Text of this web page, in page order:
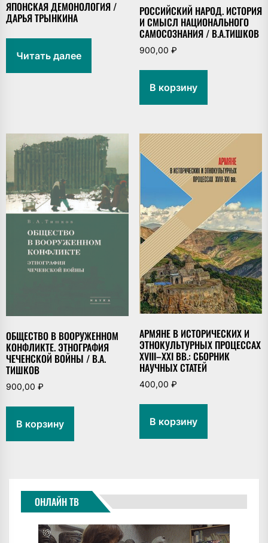
ЯПОНСКАЯ ДЕМОНОЛОГИЯ /
ДАРЬЯ ТРЫНКИНА
Читать далее
РОССИЙСКИЙ НАРОД. ИСТОРИЯ
И СМЫСЛ НАЦИОНАЛЬНОГО
САМОСОЗНАНИЯ / В.А.ТИШКОВ
900,00 ₽
В корзину
ОБЩЕСТВО В ВООРУЖЕННОМ
КОНФЛИКТЕ. ЭТНОГРАФИЯ
ЧЕЧЕНСКОЙ ВОЙНЫ / В.А.
ТИШКОВ
900,00 ₽
В корзину
АРМЯНЕ В ИСТОРИЧЕСКИХ И
ЭТНОКУЛЬТУРНЫХ ПРОЦЕССАХ
XVIII–XXI ВВ.: СБОРНИК
НАУЧНЫХ СТАТЕЙ
400,00 ₽
В корзину
ОНЛАЙН ТВ